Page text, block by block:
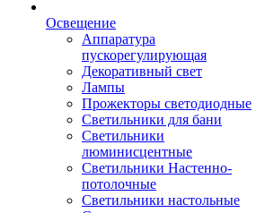
Освещение
Аппаратура
пускорегулирующая
Декоративный свет
Лампы
Прожекторы светодиодные
Светильники для бани
Светильники
люминисцентные
Светильники Настенно-
потолочные
Светильники настольные